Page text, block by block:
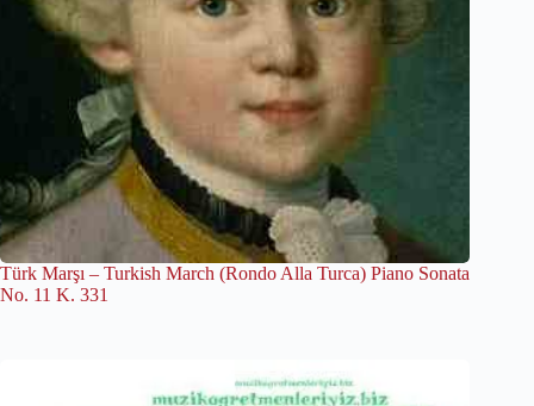
Türk Marşı – Turkish March (Rondo Alla Turca) Piano Sonata
No. 11 K. 331